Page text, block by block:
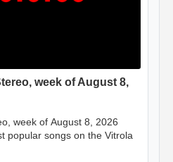
week of August 8,
week of August 8, 2026
popular songs on the Vitrola